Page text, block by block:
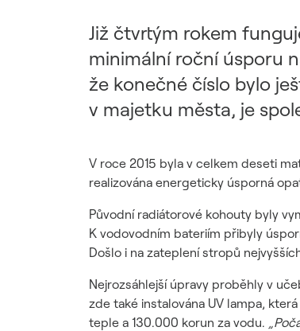
řetězec /
Již čtvrtým rokem
minimální roční úsporu
že konečné číslo bylo
v majetku města, je
V roce 2015 byla v celkem deseti
realizována energeticky úsporná
Původní radiátorové kohouty byly
K vodovodním bateriím přibyly
Došlo i na zateplení stropů
Nejrozsáhlejší úpravy proběhly v
zde také instalována UV lampa,
teple a 130.000 korun za vodu.